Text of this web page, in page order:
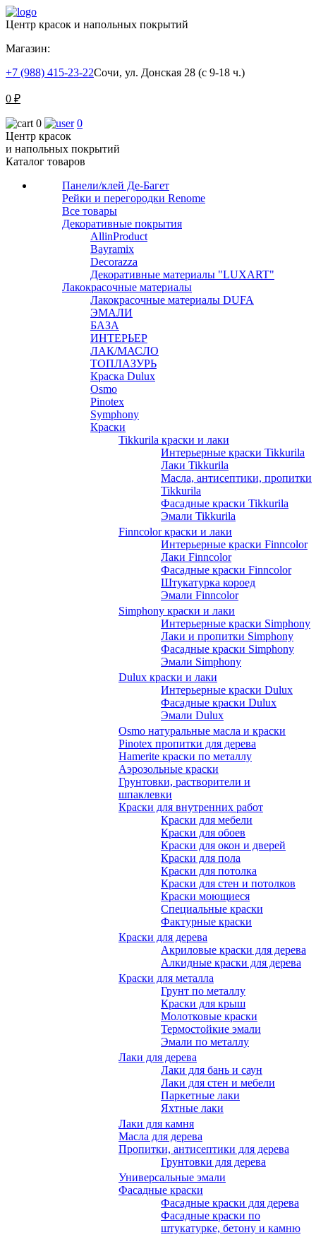
Центр красок и напольных покрытий
Магазин:
+7 (988) 415-23-22Сочи, ул. Донская 28 (с 9-18 ч.)
0 ₽
0
0
Центр красок
и напольных покрытий
Каталог товаров
Панели/клей Де-Багет
Рейки и перегородки Renome
Все товары
Декоративные покрытия
AllinProduct
Bayramix
Decorazza
Декоративные материалы "LUXART"
Лакокрасочные материалы
Лакокрасочные материалы DUFA
ЭМАЛИ
БАЗА
ИНТЕРЬЕР
ЛАК/МАСЛО
ТОПЛАЗУРЬ
Краска Dulux
Osmo
Pinotex
Symphony
Краски
Tikkurila краски и лаки
Интерьерные краски Tikkurila
Лаки Tikkurila
Масла, антисептики, пропитки
Tikkurila
Фасадные краски Tikkurila
Эмали Tikkurila
Finncolor краски и лаки
Интерьерные краски Finncolor
Лаки Finncolor
Фасадные краски Finncolor
Штукатурка короед
Эмали Finncolor
Simphony краски и лаки
Интерьерные краски Simphony
Лаки и пропитки Simphony
Фасадные краски Simphony
Эмали Simphony
Dulux краски и лаки
Интерьерные краски Dulux
Фасадные краски Dulux
Эмали Dulux
Osmo натуральные масла и краски
Pinotex пропитки для дерева
Hamerite краски по металлу
Аэрозольные краски
Грунтовки, растворители и
шпаклевки
Краски для внутренних работ
Краски для мебели
Краски для обоев
Краски для окон и дверей
Краски для пола
Краски для потолка
Краски для стен и потолков
Краски моющиеся
Специальные краски
Фактурные краски
Краски для дерева
Акриловые краски для дерева
Алкидные краски для дерева
Краски для металла
Грунт по металлу
Краски для крыш
Молотковые краски
Термостойкие эмали
Эмали по металлу
Лаки для дерева
Лаки для бань и саун
Лаки для стен и мебели
Паркетные лаки
Яхтные лаки
Лаки для камня
Масла для дерева
Пропитки, антисептики для дерева
Грунтовки для дерева
Универсальные эмали
Фасадные краски
Фасадные краски для дерева
Фасадные краски по
штукатурке, бетону и камню